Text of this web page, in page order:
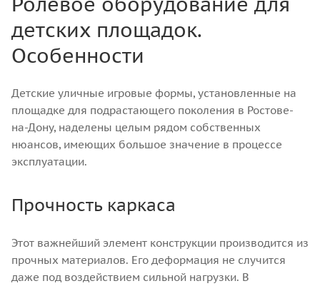
детских площадок.
Особенности
Детские уличные игровые формы, установленные на
площадке для подрастающего поколения в Ростове-
на-Дону, наделены целым рядом собственных
нюансов, имеющих большое значение в процессе
эксплуатации.
Прочность каркаса
Этот важнейший элемент конструкции производится из
прочных материалов. Его деформация не случится
даже под воздействием сильной нагрузки. В